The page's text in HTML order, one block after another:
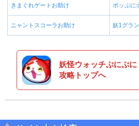
きまぐれゲートお助け ポッぷに
ニャントスコーラお助け 妖1グラ
妖怪ウォッチぷにぷに
攻略トップへ